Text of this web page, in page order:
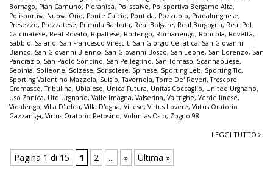
Bornago, Pian Camuno, Pieranica, Poliscalve, Polisportiva Bergamo Alta,
Polisportiva Nuova Orio, Ponte Calcio, Pontida, Pozzuolo, Pradalunghese,
Presezzo, Prezzatese, Primula Barbata, Real Bolgare, Real Borgogna, Real Pol.
Calcinatese, Real Rovato, Ripaltese, Rodengo, Romanengo, Roncola, Rovetta,
Sabbio, Saiano, San Francesco Virescit, San Giorgio Cellatica, San Giovanni
Bianco, San Giovanni Bienno, San Giovanni Bosco, San Leone, San Lorenzo, San
Pancrazio, San Paolo Soncino, San Pellegrino, San Tomaso, Scannabuese,
Sebinia, Solleone, Solzese, Sorisolese, Spinese, Sporting Leb, Sporting Tlc,
Sporting Valentino Mazzola, Suisio,Tavernola,Torre De' Roveri,Trescore
Cremasco,Tribulina, Ubialese, Unica Futura, Unitas Coccaglio, United Urgnano,
Uso Zanica, Utd Urgnano, Valle Imagna, Valserina, Valtrighe, Verdellinese,
Vidalengo, Villa D'adda, Villa D'ogna, Villese, Virtus Lovere, Virtus Oratorio
Gazzaniga, Virtus Oratorio Petosino, Voluntas Osio, Zogno 98
LEGGI TUTTO
Pagina 1 di 15 1 2 ... » Ultima »